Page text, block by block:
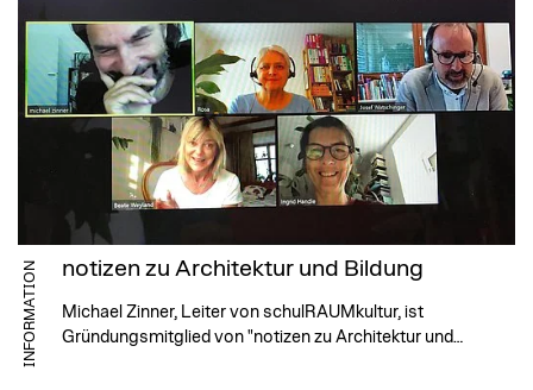
INFORMATION notizen zu Architektur und Bildung
Michael Zinner, Leiter von schulRAUMkultur, ist
Gründungsmitglied von "notizen zu Architektur und…